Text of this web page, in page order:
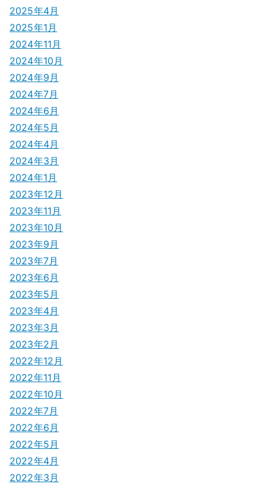
2025年4月
2025年1月
2024年11月
2024年10月
2024年9月
2024年7月
2024年6月
2024年5月
2024年4月
2024年3月
2024年1月
2023年12月
2023年11月
2023年10月
2023年9月
2023年7月
2023年6月
2023年5月
2023年4月
2023年3月
2023年2月
2022年12月
2022年11月
2022年10月
2022年7月
2022年6月
2022年5月
2022年4月
2022年3月